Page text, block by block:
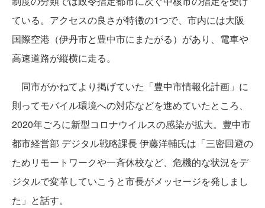
ている。アクセスの良さが特徴の1つで、市内には大阪
国際空港（伊丹市と豊中市にまたがる）があり、電車や
高速道路が縦横に走る。
同市がかねてより掲げていた「豊中市情報化計画」に
則ってモバイル環境への対応などを進めていたところ、
2020年ごろに新型コロナウイルスの感染が拡大。豊中市
都市経営部 デジタル戦略課長 伊藤洋輔氏は「三密回避の
ためリモートワークや一斉休校など、危機的な状況をデ
ジタルで変革していこうと市長がメッセージを発しまし
た」と話す。